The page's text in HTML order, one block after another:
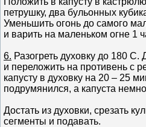
петрушку, два бульонных
Уменьшить огонь до самого
и варить на маленьком огне 1
6. Разогреть духовку до 180 С.
и переложить на противень с
капусту в духовку на 20 – 25
подрумянился, а капуста
Достать из духовки, срезать
сегменты и подавать.